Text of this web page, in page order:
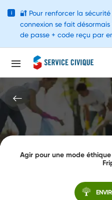
Agir pour une mode
i 🔐 Pour renforcer la
connexion se fait
de passe + code reçu par